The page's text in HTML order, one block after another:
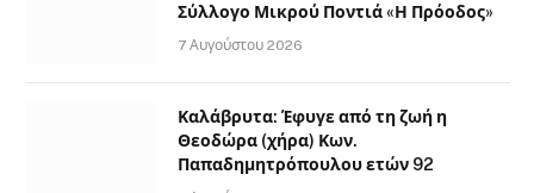
Σύλλογο Μικρού Ποντιά «Η Πρόοδος»
7 Αυγούστου 2026
Καλάβρυτα: Έφυγε από τη ζωή η
Θεοδώρα (χήρα) Κων.
Παπαδημητρόπουλου ετών 92